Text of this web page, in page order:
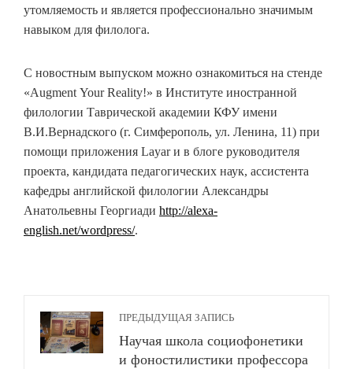
утомляемость и является профессионально значимым
навыком для филолога.
С новостным выпуском можно ознакомиться на стенде
«Augment Your Reality!» в Институте иностранной
филологии Таврической академии КФУ имени
В.И.Вернадского (г. Симферополь, ул. Ленина, 11) при
помощи приложения Layarи в блоге руководителя
проекта, кандидата педагогических наук, ассистента
кафедры английской филологии Александры
Анатольевны Георгиади http://alexa-
english.net/wordpress/.
ПРЕДЫДУЩАЯ ЗАПИСЬ
Научая школа социофонетики
и фоностилистики профессора